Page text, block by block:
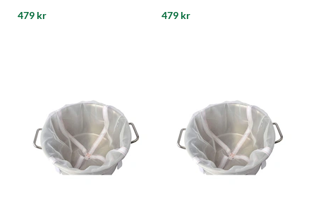
479 kr 479 kr